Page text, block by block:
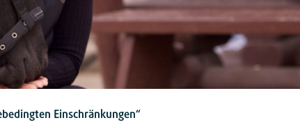
Einschränkungen“